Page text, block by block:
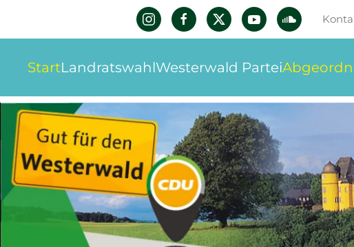
Zum Hauptinhalt springen
StartLandratswahlWesterwald Partei